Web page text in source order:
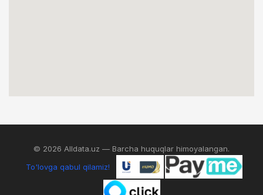
© 2026 Alldata.uz — Barcha huquqlar himoyalangan.
To'lovga qabul qilamiz!